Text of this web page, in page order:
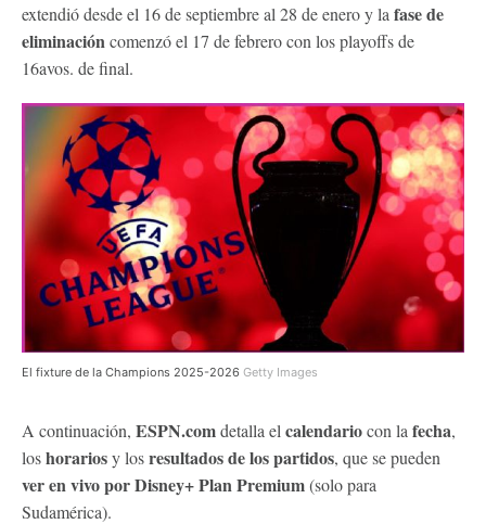
extendió desde el 16 de septiembre al 28 de enero y la fase de
eliminacióncomenzó el 17 de febrero con los playoffs de
16avos. de final.
El fixture de la Champions 2025-2026 Getty Images
A continuación, ESPN.comdetalla el calendariocon la fecha,
loshorariosy losresultados de los partidos, que se pueden
ver en vivopor Disney+ Plan Premium(solo para
Sudamérica).